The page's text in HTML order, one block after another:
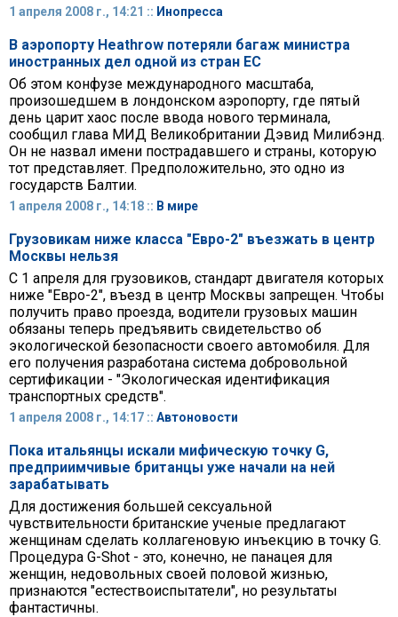
1 апреля 2008 г., 14:21 :: Инопресса
В аэропорту Heathrow потеряли багаж министра
иностранных дел одной из стран ЕС
Об этом конфузе международного масштаба,
произошедшем в лондонском аэропорту, где пятый
день царит хаос после ввода нового терминала,
сообщил глава МИД Великобритании Дэвид Милибэнд.
Он не назвал имени пострадавшего и страны, которую
тот представляет. Предположительно, это одно из
государств Балтии.
1 апреля 2008 г., 14:18 :: В мире
Грузовикам ниже класса "Евро-2" въезжать в центр
Москвы нельзя
С 1 апреля для грузовиков, стандарт двигателя которых
ниже "Евро-2", въезд в центр Москвы запрещен. Чтобы
получить право проезда, водители грузовых машин
обязаны теперь предъявить свидетельство об
экологической безопасности своего автомобиля. Для
его получения разработана система добровольной
сертификации - "Экологическая идентификация
транспортных средств".
1 апреля 2008 г., 14:17 :: Автоновости
Пока итальянцы искали мифическую точку G,
предприимчивые британцы уже начали на ней
зарабатывать
Для достижения большей сексуальной
чувствительности британские ученые предлагают
женщинам сделать коллагеновую инъекцию в точку G.
Процедура G-Shot - это, конечно, не панацея для
женщин, недовольных своей половой жизнью,
признаются "естествоиспытатели", но результаты
фантастичны.